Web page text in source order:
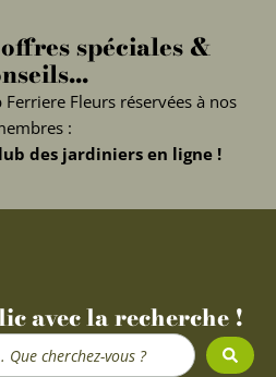
spéciales &
Fleurs réservées à nos
:
des jardiniers en ligne !
avec la recherche !